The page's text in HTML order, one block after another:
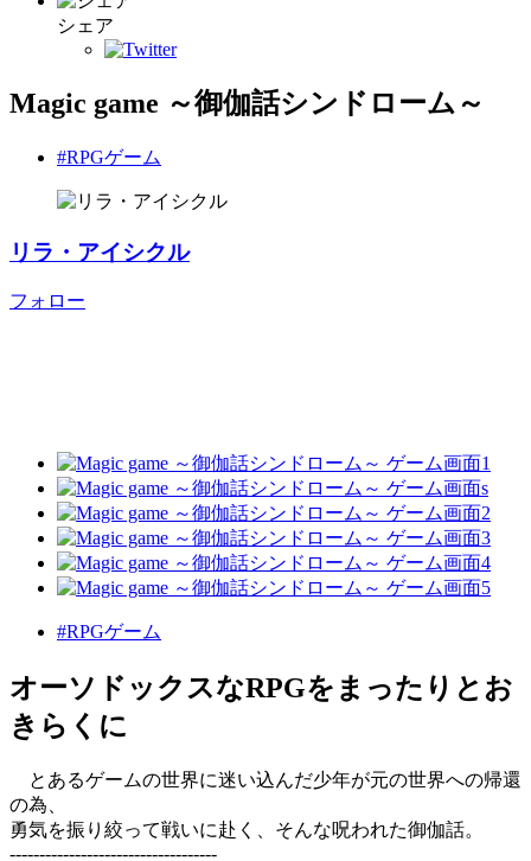
シェア
Magic game ～御伽話シンドローム～
#RPGゲーム
リラ・アイシクル
フォロー
#RPGゲーム
オーソドックスなRPGをまったりとお
きらくに
とあるゲームの世界に迷い込んだ少年が元の世界への帰還
の為、
勇気を振り絞って戦いに赴く、そんな呪われた御伽話。
-----------------------------------